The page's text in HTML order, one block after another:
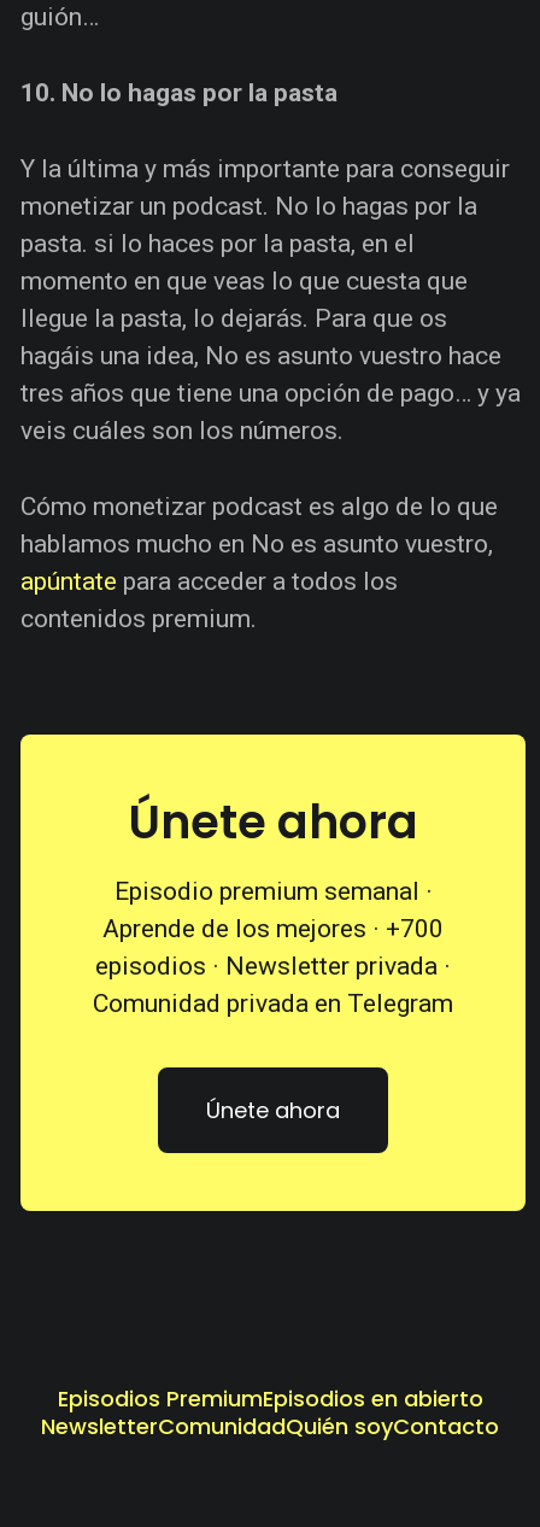
guión…
10. No lo hagas por la pasta
Y la última y más importante para conseguir
monetizar un podcast. No lo hagas por la
pasta. si lo haces por la pasta, en el
momento en que veas lo que cuesta que
llegue la pasta, lo dejarás. Para que os
hagáis una idea, No es asunto vuestro hace
tres años que tiene una opción de pago… y ya
veis cuáles son los números.
Cómo monetizar podcast es algo de lo que
hablamos mucho en No es asunto vuestro,
apúntate para acceder a todos los
contenidos premium.
Únete ahora
Episodio premium semanal ·
Aprende de los mejores · +700
episodios · Newsletter privada ·
Comunidad privada en Telegram
Únete ahora
Episodios PremiumEpisodios en abierto
NewsletterComunidadQuién soyContacto